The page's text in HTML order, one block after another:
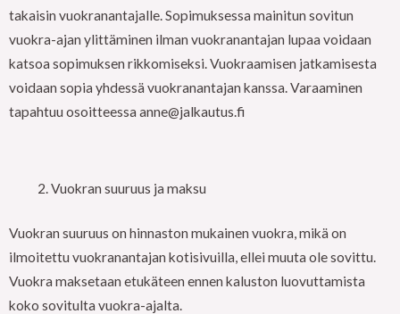
takaisin vuokranantajalle. Sopimuksessa mainitun sovitun
vuokra-ajan ylittäminen ilman vuokranantajan lupaa voidaan
katsoa sopimuksen rikkomiseksi. Vuokraamisen jatkamisesta
voidaan sopia yhdessä vuokranantajan kanssa. Varaaminen
tapahtuu osoitteessa anne@jalkautus.fi
Vuokran suuruus ja maksu
Vuokran suuruus on hinnaston mukainen vuokra, mikä on
ilmoitettu vuokranantajan kotisivuilla, ellei muuta ole sovittu.
Vuokra maksetaan etukäteen ennen kaluston luovuttamista
koko sovitulta vuokra-ajalta.